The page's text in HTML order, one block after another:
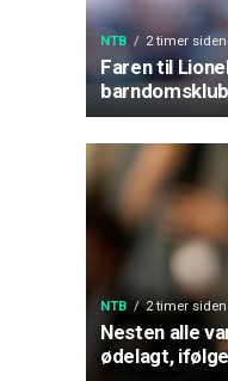
NTB 2 timer siden
Faren til
NTB 2 timer siden
Nesten alle
ødelagt,